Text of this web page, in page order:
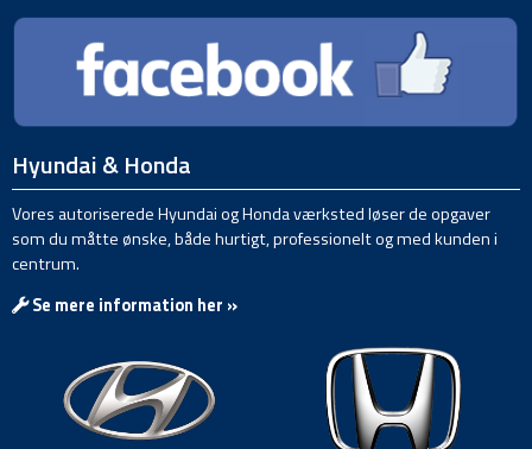
Hyundai & Honda
Vores autoriserede Hyundai og Honda værksted løser de opgaver
som du måtte ønske, både hurtigt, professionelt og med kunden i
centrum.
Se mere information her »